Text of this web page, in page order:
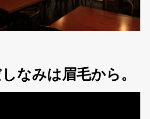
なみは眉毛から。